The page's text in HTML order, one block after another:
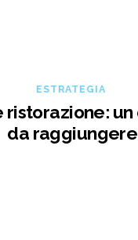
ESTRATEGIA
ristorazione:
da raggiungere